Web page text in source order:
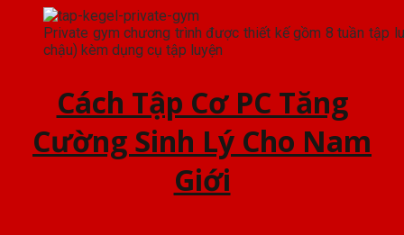
Private gym chương trình được thiết kế gồm 8 tuần tập
chậu) kèm dụng cụ tập luyện
Cách Tập Cơ PC Tăng
Cường Sinh Lý Cho Nam
Giới